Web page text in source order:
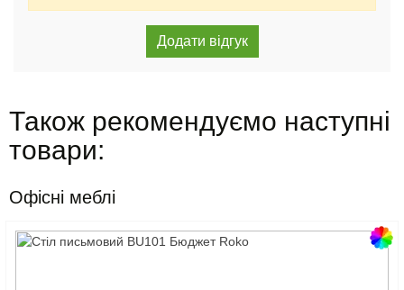
Також рекомендуємо наступні
товари:
Офісні меблі